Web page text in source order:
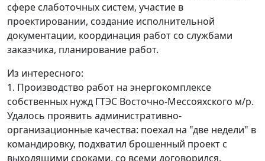
сфере слаботочных систем, участие в
проектировании, создание исполнительной
документации, координация работ со службами
заказчика, планирование работ.
Из интересного:
1. Производство работ на энергокомплексе
собственных нужд ГТЭС Восточно-Мессояхского м/р.
Удалось проявить административно-
организационные качества: поехал на "две недели" в
командировку, подхватил брошенный проект с
выходящими сроками, со всеми договорился,